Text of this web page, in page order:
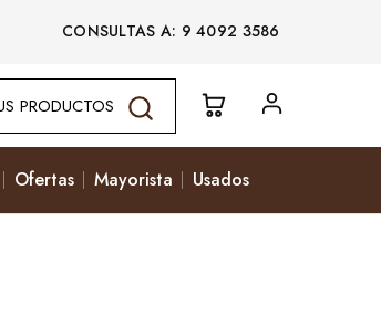
CONSULTAS A: 9 4092 3586
Ofertas Mayorista Usados